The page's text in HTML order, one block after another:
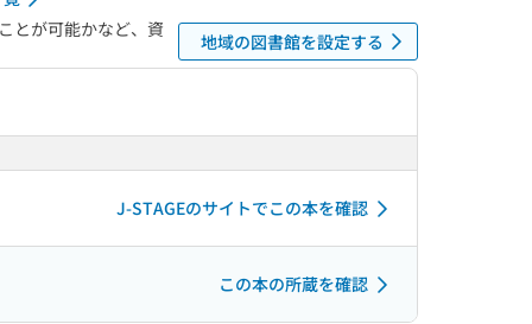
とが可能かなど、資
地域の図書館を設定する
J-STAGEのサイトでこの本を確認
この本の所蔵を確認